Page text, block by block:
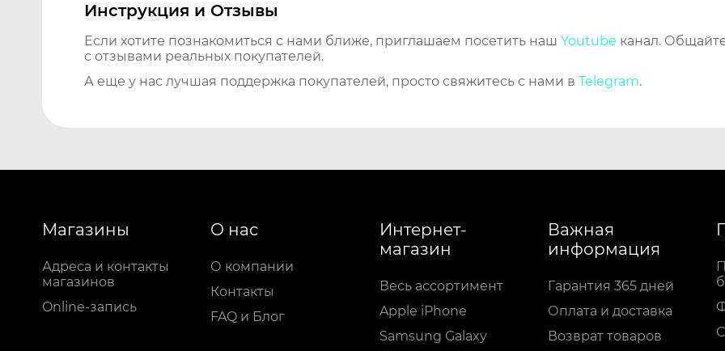
Инструкция и Отзывы
Если хотите познакомиться с нами ближе, приглашаем посетить наш Youtube канал.
с отзывами реальных покупателей.
А еще у нас лучшая поддержка покупателей, просто свяжитесь с нами в Telegram.
Магазины
Адреса и контакты
магазинов
Online-запись
О нас
О компании
Контакты
FAQ и Блог
Интернет-
магазин
Весь ассортимент
Apple iPhone
Samsung Galaxy
Важная
информация
Гарантия 365 дней
Оплата и доставка
Возврат товаров